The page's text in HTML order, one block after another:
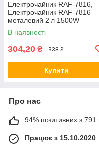
Електрочайник RAF-7816,
Електрочайник RAF-7816
металевий 2 л 1500W
преміум'якості
В наявності
304,20 ₴ 338 ₴
Купити
Про нас
94% позитивних з 791
Працює з 15.10.2020